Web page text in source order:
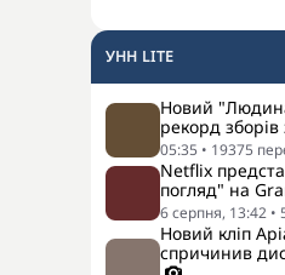
УНН LITE
Новий
рекорд
05:35 • 19375
Netflix
погляд" на
6 серпня, 13:42 •
Новий кліп
спричинив